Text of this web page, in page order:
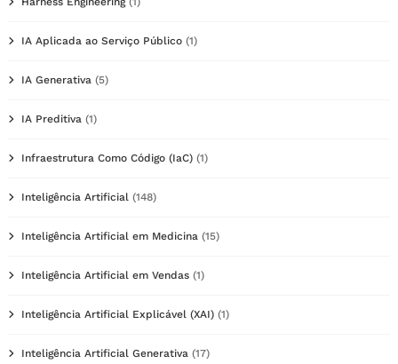
IA Aplicada ao Serviço Público (1)
IA Generativa (5)
IA Preditiva (1)
Infraestrutura Como Código (IaC) (1)
Inteligência Artificial (148)
Inteligência Artificial em Medicina (15)
Inteligência Artificial em Vendas (1)
Inteligência Artificial Explicável (XAI) (1)
Inteligência Artificial Generativa (17)